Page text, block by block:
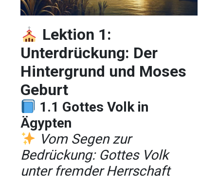
Lektion 1:
Unterdrückung: Der
Hintergrund und Moses
Geburt
1.1 Gottes Volk in
Ägypten
Vom Segen zur
Bedrückung: Gottes Volk
unter fremder Herrschaft